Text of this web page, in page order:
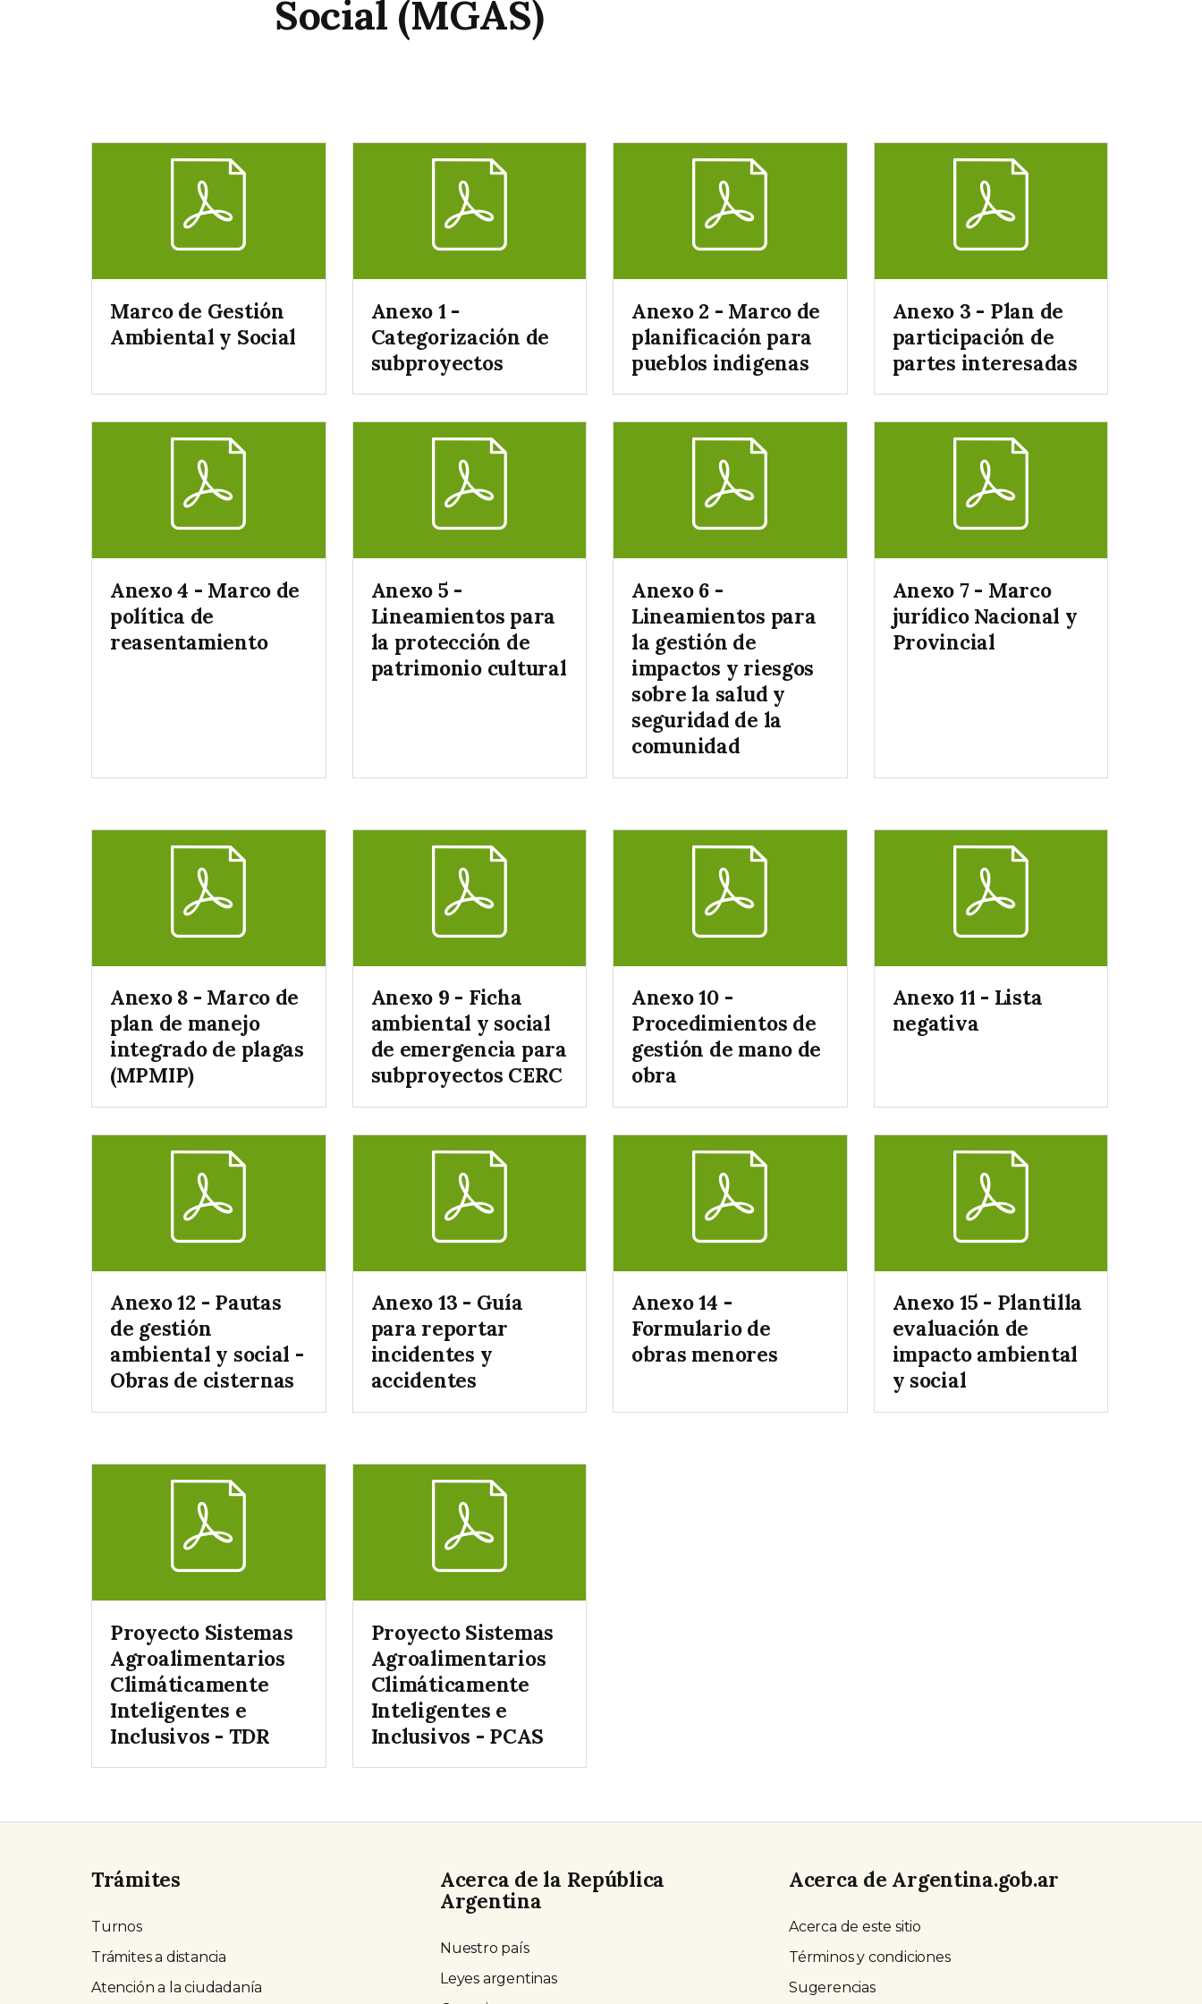
Social (MGAS)
Marco de Gestión
Ambiental y Social
Anexo 1 -
Categorización de
subproyectos
Anexo 2 - Marco de
planificación para
pueblos indigenas
Anexo 3 - Plan de
participación de
partes interesadas
Anexo 4 - Marco de
política de
reasentamiento
Anexo 5 -
Lineamientos para
la protección de
patrimonio cultural
Anexo 6 -
Lineamientos para
la gestión de
impactos y riesgos
sobre la salud y
seguridad de la
comunidad
Anexo 7 - Marco
jurídico Nacional y
Provincial
Anexo 8 - Marco de
plan de manejo
integrado de plagas
(MPMIP)
Anexo 9 - Ficha
ambiental y social
de emergencia para
subproyectos CERC
Anexo 10 -
Procedimientos de
gestión de mano de
obra
Anexo 11 - Lista
negativa
Anexo 12 - Pautas
de gestión
ambiental y social -
Obras de cisternas
Anexo 13 - Guía
para reportar
incidentes y
accidentes
Anexo 14 -
Formulario de
obras menores
Anexo 15 - Plantilla
evaluación de
impacto ambiental
y social
Proyecto Sistemas
Agroalimentarios
Climáticamente
Inteligentes e
Inclusivos - TDR
Proyecto Sistemas
Agroalimentarios
Climáticamente
Inteligentes e
Inclusivos - PCAS
Trámites
Turnos
Trámites a distancia
Atención a la ciudadanía
Acerca de la República
Argentina
Nuestro país
Leyes argentinas
Acerca de Argentina.gob.ar
Acerca de este sitio
Términos y condiciones
Sugerencias